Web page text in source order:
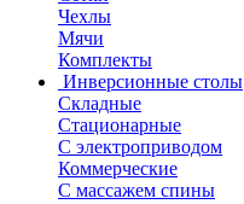
Чехлы
Мячи
Комплекты
Инверсионные столы
Складные
Стационарные
С электроприводом
Коммерческие
С массажем спины